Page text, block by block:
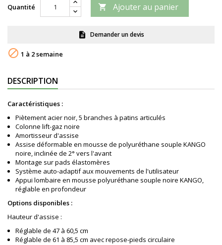
Quantité  Ajouter au panier
description Demander un devis
 1 à 2 semaine
DESCRIPTION
Caractéristiques :
Piètement acier noir, 5 branches à patins articulés
Colonne lift-gaz noire
Amortisseur d'assise
Assise déformable en mousse de polyuréthane souple KANGO
noire, inclinée de 2° vers l'avant
Montage sur pads élastomères
Système auto-adaptif aux mouvements de l'utilisateur
Appui lombaire en mousse polyuréthane souple noire KANGO,
réglable en profondeur
Options disponibles :
Hauteur d'assise :
Réglable de 47 à 60,5 cm
Réglable de 61 à 85,5 cm avec repose-pieds circulaire